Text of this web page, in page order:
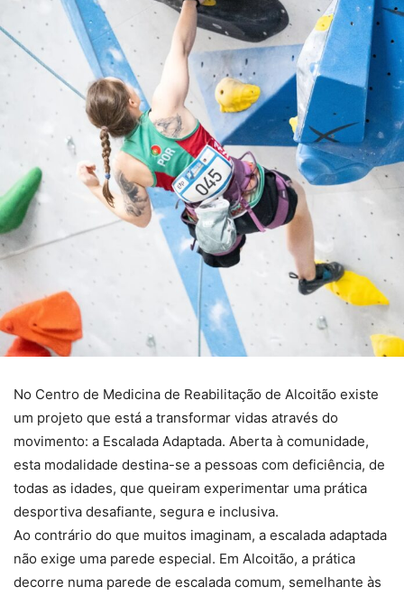
No Centro de Medicina de Reabilitação de Alcoitão existe
um projeto que está a transformar vidas através do
movimento: a Escalada Adaptada. Aberta à comunidade,
esta modalidade destina-se a pessoas com deficiência, de
todas as idades, que queiram experimentar uma prática
desportiva desafiante, segura e inclusiva.
Ao contrário do que muitos imaginam, a escalada adaptada
não exige uma parede especial. Em Alcoitão, a prática
decorre numa parede de escalada comum, semelhante às